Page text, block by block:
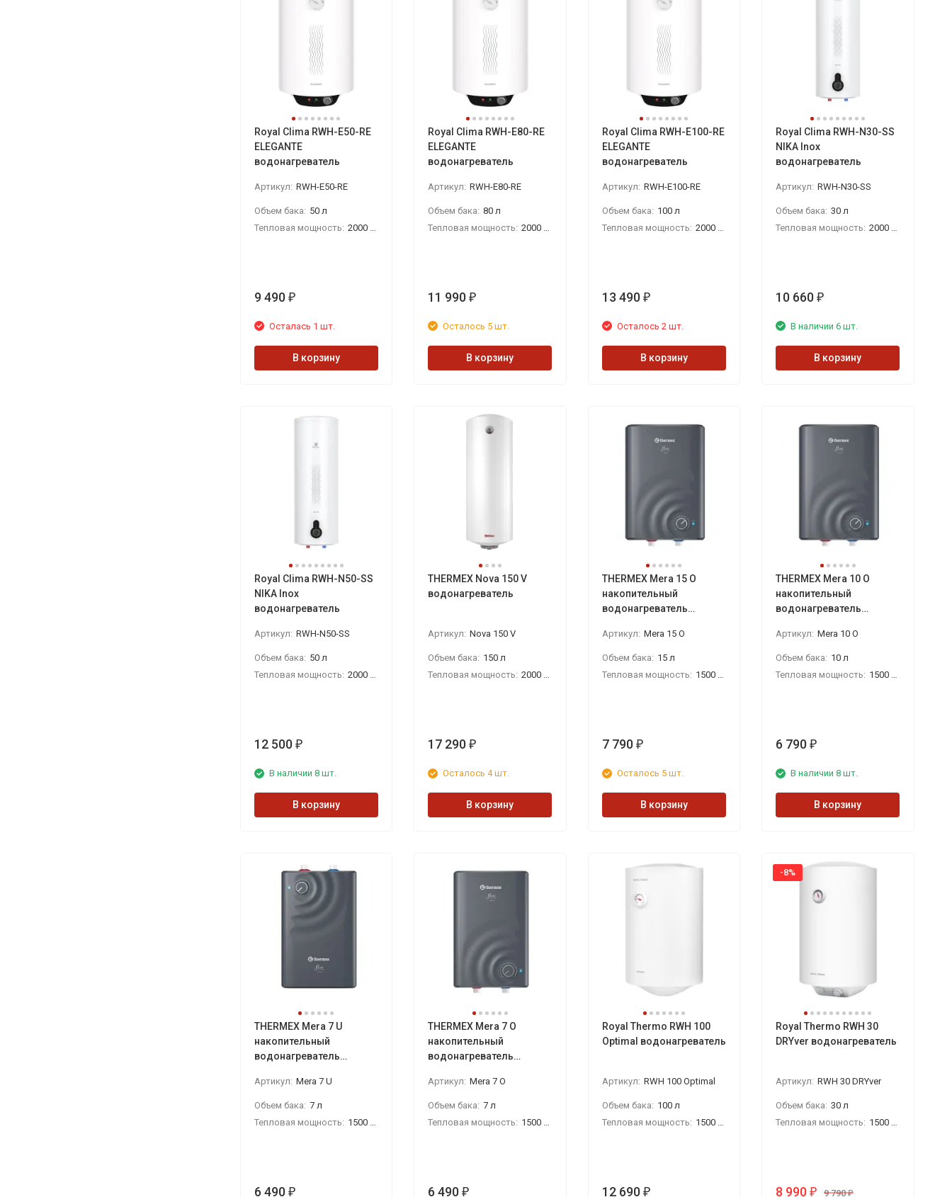
Royal Clima RWH-E50-RE
ELEGANTE
водонагреватель
Артикул: RWH-E50-RE
Объем бака: 50 л
Тепловая мощность: 2000 Вт
9 490 ₽
Осталась 1 шт.
В корзину
Royal Clima RWH-E80-RE
ELEGANTE
водонагреватель
Артикул: RWH-E80-RE
Объем бака: 80 л
Тепловая мощность: 2000 Вт
11 990 ₽
Осталось 5 шт.
В корзину
Royal Clima RWH-E100-RE
ELEGANTE
водонагреватель
Артикул: RWH-E100-RE
Объем бака: 100 л
Тепловая мощность: 2000 Вт
13 490 ₽
Осталось 2 шт.
В корзину
Royal Clima RWH-N30-SS
NIKA Inox
водонагреватель
Артикул: RWH-N30-SS
Объем бака: 30 л
Тепловая мощность: 2000 Вт
10 660 ₽
В наличии 6 шт.
В корзину
Royal Clima RWH-N50-SS
NIKA Inox
водонагреватель
Артикул: RWH-N50-SS
Объем бака: 50 л
Тепловая мощность: 2000 Вт
12 500 ₽
В наличии 8 шт.
В корзину
THERMEX Nova 150 V
водонагреватель
Артикул: Nova 150 V
Объем бака: 150 л
Тепловая мощность: 2000 Вт
17 290 ₽
Осталось 4 шт.
В корзину
THERMEX Mera 15 O
накопительный
водонагреватель
Артикул: Mera 15 O
Объем бака: 15 л
Тепловая мощность: 1500 Вт
7 790 ₽
Осталось 5 шт.
В корзину
THERMEX Mera 10 O
накопительный
водонагреватель
Артикул: Mera 10 O
Объем бака: 10 л
Тепловая мощность: 1500 Вт
6 790 ₽
В наличии 8 шт.
В корзину
THERMEX Mera 7 U
накопительный
водонагреватель
Артикул: Mera 7 U
Объем бака: 7 л
Тепловая мощность: 1500 Вт
6 490 ₽
THERMEX Mera 7 O
накопительный
водонагреватель
Артикул: Mera 7 O
Объем бака: 7 л
Тепловая мощность: 1500 Вт
6 490 ₽
Royal Thermo RWH 100
Optimal водонагреватель
Артикул: RWH 100 Optimal
Объем бака: 100 л
Тепловая мощность: 1500 Вт
12 690 ₽
-8%
Royal Thermo RWH 30
DRYver водонагреватель
Артикул: RWH 30 DRYver
Объем бака: 30 л
Тепловая мощность: 1500 Вт
8 990 ₽ 9 790 ₽